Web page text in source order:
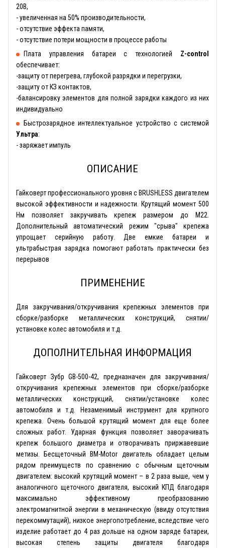
20В,
- увеличенная на 50% производительности,
- отсутствие эффекта памяти,
- отсутствие потери мощности в процессе работы
Плата управления батареи с технологией Z-control
обеспечивает:
-защиту от перегрева, глубокой разрядки и перегрузки,
-защиту от КЗ контактов,
-балансировку элементов для полной зарядки каждого из них
индивидуально
Быстрозарядное интеллектуальное устройство с системой
Ультра:
- заряжает импуль
ОПИСАНИЕ
Гайковерт профессионального уровня с BRUSHLESS двигателем
высокой эффективности и надежности. Крутящий момент 500
Нм позволяет закручивать крепеж размером до М22.
Дополнительный автоматический режим ″срыва″ крепежа
упрощает серийную работу. Две емкие батареи и
ультрабыстрая зарядка помогают работать практически без
перерывов
ПРИМЕНЕНИЕ
Для закручивания/откручивания крепежных элементов при
сборке/разборке металлических конструкций, снятии/
установке колес автомобиля и т.д.
ДОПОЛНИТЕЛЬНАЯ ИНФОРМАЦИЯ
Гайковерт Зубр GB-500-42, предназначен для закручивания/
откручивания крепежных элементов при сборке/разборке
металлических конструкций, снятии/установке колес
автомобиля и т.д. Незаменимый инструмент для крупного
крепежа. Очень большой крутящий момент для еще более
сложных работ. Ударная функция позволяет заворачивать
крепеж большого диаметра и отворачивать приржавевшие
метизы. Бесщеточный BM-Motor двигатель обладает целым
рядом преимуществ по сравнению с обычным щеточным
двигателем: высокий крутящий момент – в 2 раза выше, чем у
аналогичного щеточного двигателя, высокий КПД благодаря
максимально эффективному преобразованию
электромагнитной энергии в механическую (ввиду отсутствия
перекоммутаций), низкое энергопотребление, вследствие чего
изделие работает до 4 раз дольше на одном заряде батареи,
высокая степень защиты двигателя благодаря